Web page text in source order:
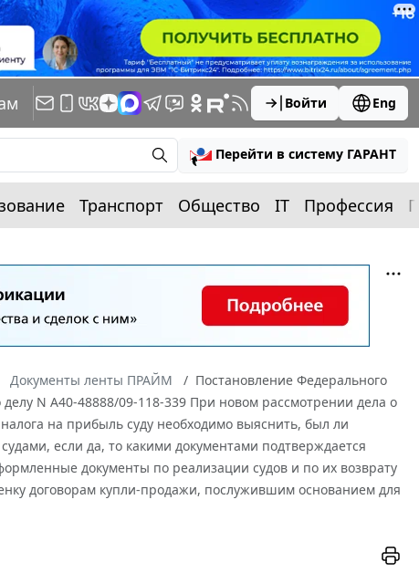
Войти Eng
Перейти в систему ГАРАНТ
Транспорт Общество IT Профессия
Документы ленты ПРАЙМ
Постановление Федерального
N А40-48888/09-118-339 При новом рассмотрении дела о
на прибыль суду необходимо выяснить, был ли
если да, то какими документами подтверждается
документы по реализации судов и по их возврату
договорам купли-продажи, послужившим основанием для